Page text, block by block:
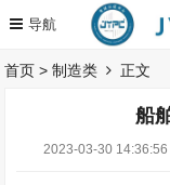
首页 >制造类 正文
船
2023-03-30 14:36:56